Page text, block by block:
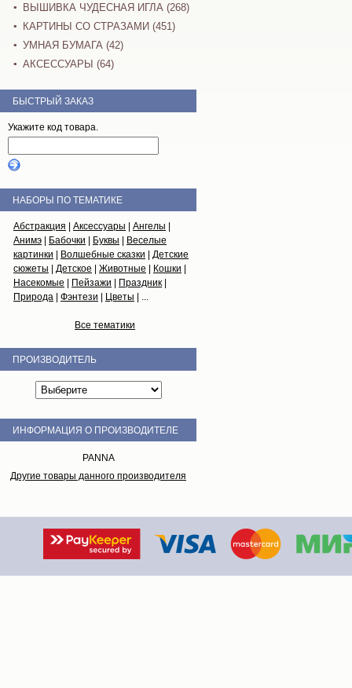
ВЫШИВКА ЧУДЕСНАЯ ИГЛА (268)
КАРТИНЫ СО СТРАЗАМИ (451)
УМНАЯ БУМАГА (42)
АКСЕССУАРЫ (64)
БЫСТРЫЙ ЗАКАЗ
Укажите код товара.
НАБОРЫ ПО ТЕМАТИКЕ
Абстракция Аксессуары Ангелы
Анимэ
Бабочки Буквы
Веселые
картинки
Волшебные сказки
Детские
сюжеты
Детское Животные Кошки
Насекомые
Пейзажи Праздник
Природа
Фэнтези Цветы | ...
Все тематики
ПРОИЗВОДИТЕЛЬ
ИНФОРМАЦИЯ О ПРОИЗВОДИТЕЛЕ
PANNA
Другие товары данного производителя